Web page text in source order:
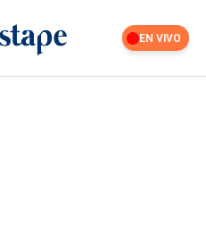
EN VIVO